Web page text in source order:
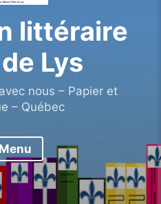
littéraire
Lys
nous – Papier et
– Québec
Menu